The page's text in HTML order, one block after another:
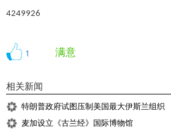
4249926
1 满意
相关新闻
特朗普政府试图压制美国最大伊斯兰组织
麦加设立《古兰经》国际博物馆